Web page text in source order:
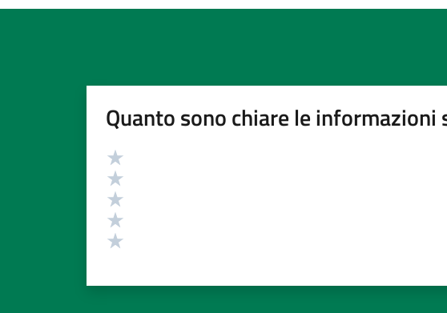
Quanto sono chiare le informazioni
Valutazione